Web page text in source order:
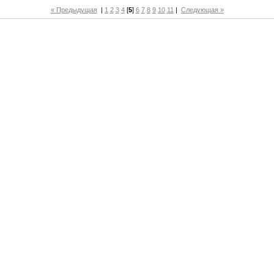
« Предыдущая | 1 2 3 4[5] 6 7 8 9 10 11 | Следующая »